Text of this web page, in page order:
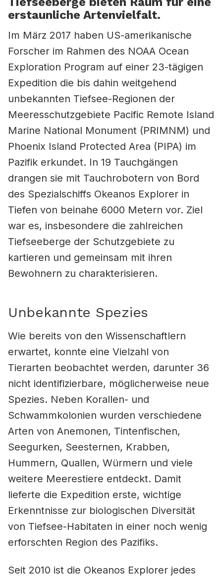
erstaunliche Artenvielfalt.
Im März 2017 haben US-amerikanische
Forscher im Rahmen des NOAA Ocean
Exploration Program auf einer 23-tägigen
Expedition die bis dahin weitgehend
unbekannten Tiefsee-Regionen der
Meeresschutzgebiete Pacific Remote Island
Marine National Monument (PRIMNM) und
Phoenix Island Protected Area (PIPA) im
Pazifik erkundet. In 19 Tauchgängen
drangen sie mit Tauchrobotern von Bord
des Spezialschiffs Okeanos Explorer in
Tiefen von beinahe 6000 Metern vor. Ziel
war es, insbesondere die zahlreichen
Tiefseeberge der Schutzgebiete zu
kartieren und gemeinsam mit ihren
Bewohnern zu charakterisieren.
Unbekannte Spezies
Wie bereits von den Wissenschaftlern
erwartet, konnte eine Vielzahl von
Tierarten beobachtet werden, darunter 36
nicht identifizierbare, möglicherweise neue
Spezies. Neben Korallen- und
Schwammkolonien wurden verschiedene
Arten von Anemonen, Tintenfischen,
Seegurken, Seesternen, Krabben,
Hummern, Quallen, Würmern und viele
weitere Meerestiere entdeckt. Damit
lieferte die Expedition erste, wichtige
Erkenntnisse zur biologischen Diversität
von Tiefsee-Habitaten in einer noch wenig
erforschten Region des Pazifiks.
Seit 2010 ist die Okeanos Explorer jedes